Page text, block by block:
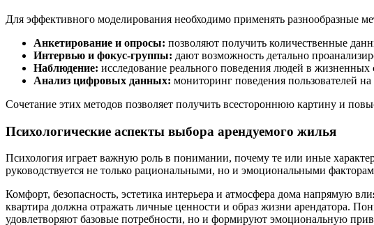
Для эффективного моделирования необходимо применять разнообразные
Анкетирование и опросы: позволяют получить количественные
Интервью и фокус-группы: дают возможность детально
Наблюдение: исследование реального поведения людей в жизненных
Анализ цифровых данных: мониторинг поведения пользователей
Сочетание этих методов позволяет получить всестороннюю картину и
Психологические аспекты выбора арендуемого жилья
Психология играет важную роль в понимании, почему те или иные
руководствуется не только рациональными, но и эмоциональными
Комфорт, безопасность, эстетика интерьера и атмосфера дома напрямую
квартира должна отражать личные ценности и образ жизни арендатора.
удовлетворяют базовые потребности, но и формируют эмоциональную